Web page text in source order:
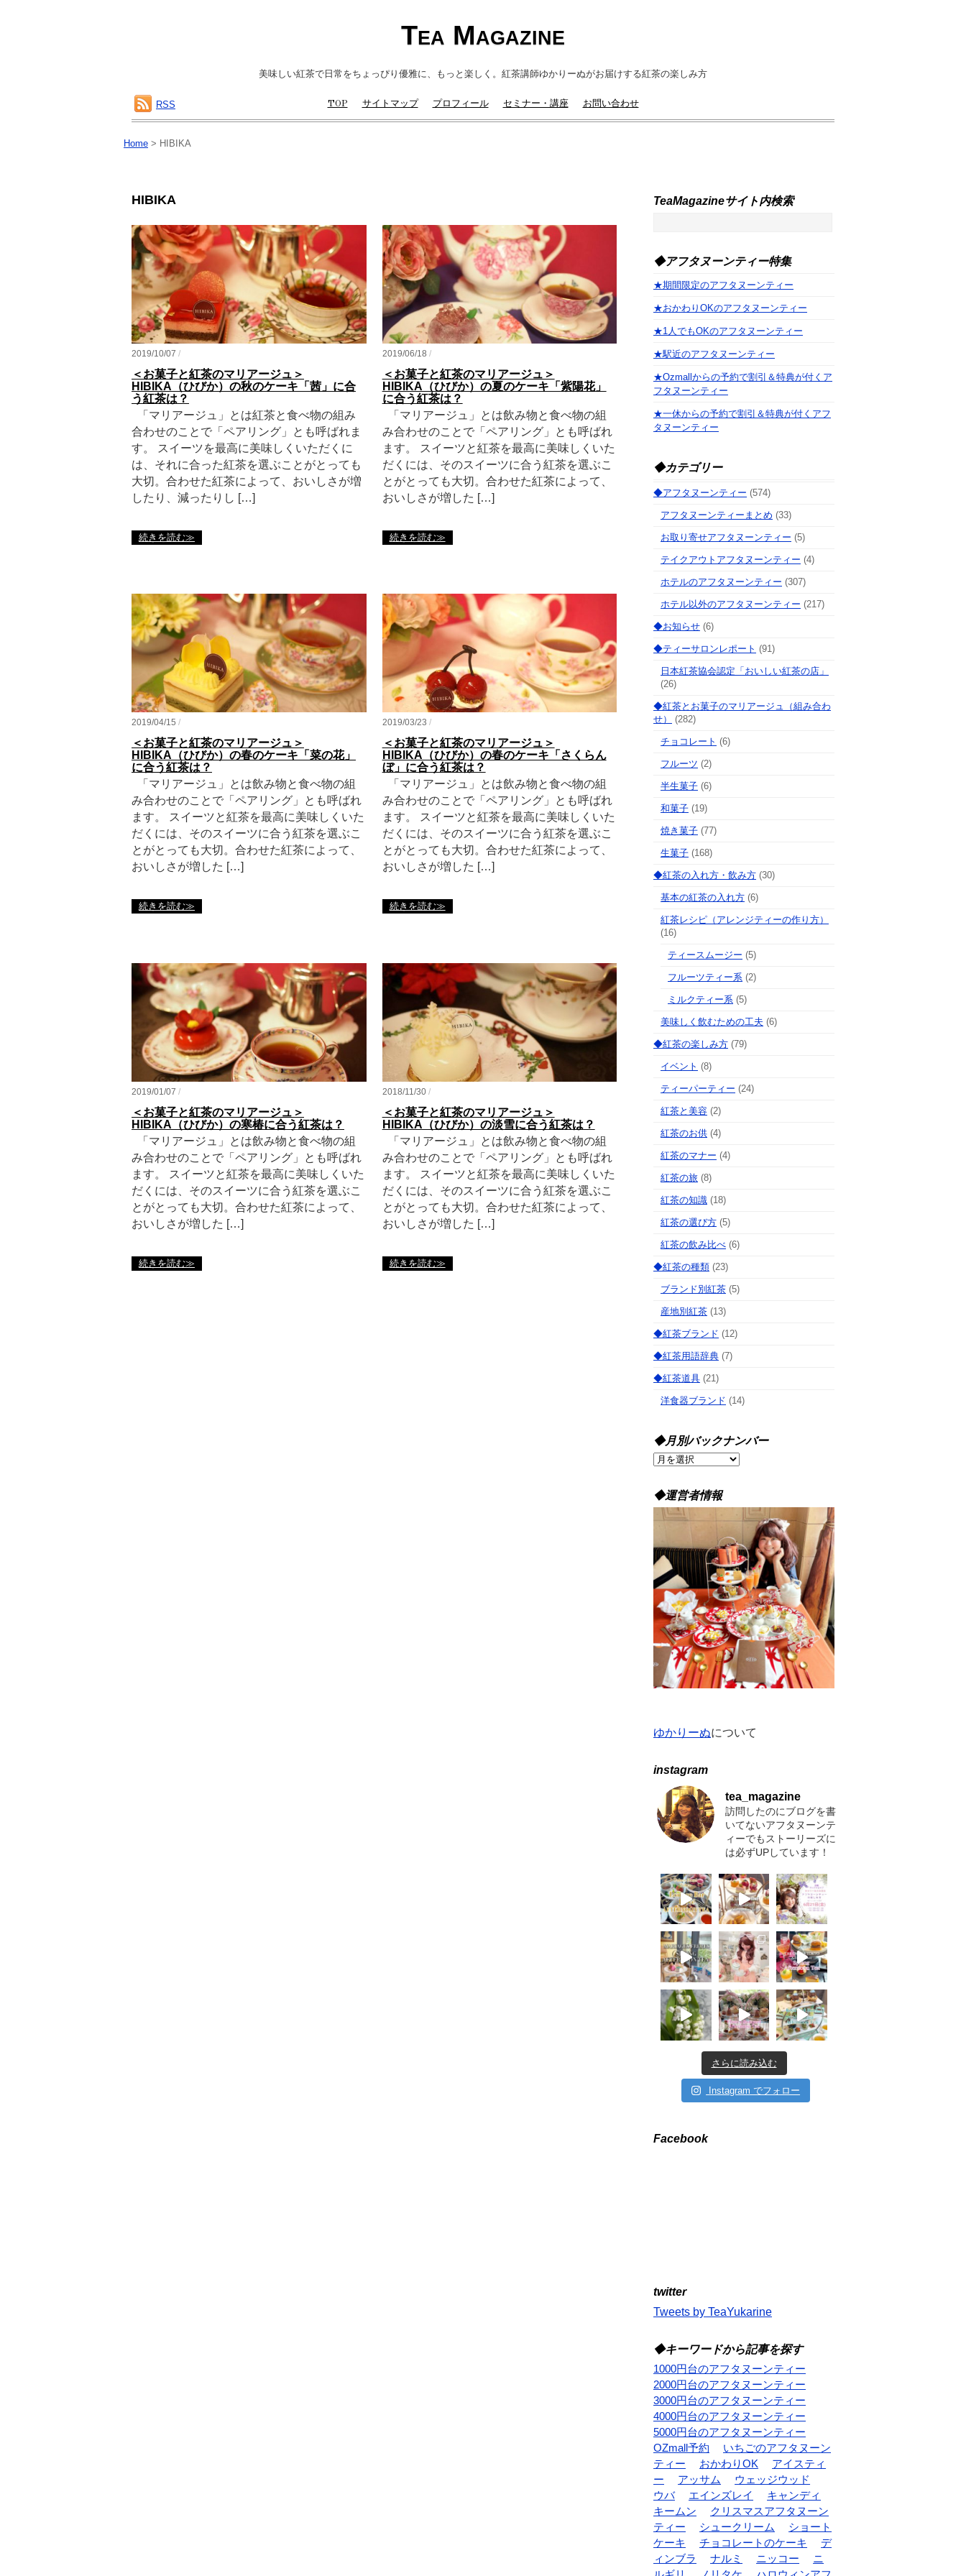
Tea Magazine
美味しい紅茶で日常をちょっぴり優雅に、もっと楽しく。紅茶講師ゆかりーぬがお届けする紅茶の楽しみ方
TOP サイトマップ プロフィール セミナー・講座 お問い合わせ
RSS
Home > HIBIKA
HIBIKA
2019/10/07 /
＜お菓子と紅茶のマリアージュ＞
HIBIKA（ひびか）の秋のケーキ「茜」に合
う紅茶は？
「マリアージュ」とは紅茶と食べ物の組み
合わせのことで「ペアリング」とも呼ばれま
す。 スイーツを最高に美味しくいただくに
は、それに合った紅茶を選ぶことがとっても
大切。合わせた紅茶によって、おいしさが増
したり、減ったりし […]
続きを読む≫
2019/06/18 /
＜お菓子と紅茶のマリアージュ＞
HIBIKA（ひびか）の夏のケーキ「紫陽花」
に合う紅茶は？
「マリアージュ」とは飲み物と食べ物の組
み合わせのことで「ペアリング」とも呼ばれ
ます。 スイーツと紅茶を最高に美味しくいた
だくには、そのスイーツに合う紅茶を選ぶこ
とがとっても大切。合わせた紅茶によって、
おいしさが増した […]
続きを読む≫
2019/04/15 /
＜お菓子と紅茶のマリアージュ＞
HIBIKA（ひびか）の春のケーキ「菜の花」
に合う紅茶は？
「マリアージュ」とは飲み物と食べ物の組
み合わせのことで「ペアリング」とも呼ばれ
ます。 スイーツと紅茶を最高に美味しくいた
だくには、そのスイーツに合う紅茶を選ぶこ
とがとっても大切。合わせた紅茶によって、
おいしさが増した […]
続きを読む≫
2019/03/23 /
＜お菓子と紅茶のマリアージュ＞
HIBIKA（ひびか）の春のケーキ「さくらん
ぼ」に合う紅茶は？
「マリアージュ」とは飲み物と食べ物の組
み合わせのことで「ペアリング」とも呼ばれ
ます。 スイーツと紅茶を最高に美味しくいた
だくには、そのスイーツに合う紅茶を選ぶこ
とがとっても大切。合わせた紅茶によって、
おいしさが増した […]
続きを読む≫
2019/01/07 /
＜お菓子と紅茶のマリアージュ＞
HIBIKA（ひびか）の寒椿に合う紅茶は？
「マリアージュ」とは飲み物と食べ物の組
み合わせのことで「ペアリング」とも呼ばれ
ます。 スイーツと紅茶を最高に美味しくいた
だくには、そのスイーツに合う紅茶を選ぶこ
とがとっても大切。合わせた紅茶によって、
おいしさが増した […]
続きを読む≫
2018/11/30 /
＜お菓子と紅茶のマリアージュ＞
HIBIKA（ひびか）の淡雪に合う紅茶は？
「マリアージュ」とは飲み物と食べ物の組
み合わせのことで「ペアリング」とも呼ばれ
ます。 スイーツと紅茶を最高に美味しくいた
だくには、そのスイーツに合う紅茶を選ぶこ
とがとっても大切。合わせた紅茶によって、
おいしさが増した […]
続きを読む≫
TeaMagazineサイト内検索
◆アフタヌーンティー特集
★期間限定のアフタヌーンティー
★おかわりOKのアフタヌーンティー
★1人でもOKのアフタヌーンティー
★駅近のアフタヌーンティー
★Ozmallからの予約で割引＆特典が付くア
フタヌーンティー
★一休からの予約で割引＆特典が付くアフ
タヌーンティー
◆カテゴリー
◆アフタヌーンティー (574)
アフタヌーンティーまとめ (33)
お取り寄せアフタヌーンティー (5)
テイクアウトアフタヌーンティー (4)
ホテルのアフタヌーンティー (307)
ホテル以外のアフタヌーンティー (217)
◆お知らせ (6)
◆ティーサロンレポート (91)
日本紅茶協会認定「おいしい紅茶の店」
(26)
◆紅茶とお菓子のマリアージュ（組み合わ
せ）
(282)
チョコレート (6)
フルーツ (2)
半生菓子 (6)
和菓子 (19)
焼き菓子 (77)
生菓子 (168)
◆紅茶の入れ方・飲み方 (30)
基本の紅茶の入れ方 (6)
紅茶レシピ（アレンジティーの作り方）
(16)
ティースムージー (5)
フルーツティー系 (2)
ミルクティー系 (5)
美味しく飲むための工夫 (6)
◆紅茶の楽しみ方 (79)
イベント (8)
ティーパーティー (24)
紅茶と美容 (2)
紅茶のお供 (4)
紅茶のマナー (4)
紅茶の旅 (8)
紅茶の知識 (18)
紅茶の選び方 (5)
紅茶の飲み比べ (6)
◆紅茶の種類 (23)
ブランド別紅茶 (5)
産地別紅茶 (13)
◆紅茶ブランド (12)
◆紅茶用語辞典 (7)
◆紅茶道具 (21)
洋食器ブランド (14)
◆月別バックナンバー
◆
別
バ
ッ
ン
バ
ー
◆運営者情報
ゆかりーぬについて
instagram
tea_magazine
訪問したのにブログを書
いてないアフタヌーンテ
ィーでもストーリーズに
は必ずUPしています！
さらに読み込む
Instagram でフォロー
Facebook
twitter
Tweets by TeaYukarine
◆キーワードから記事を探す
1000円台のアフタヌーンティー
2000円台のアフタヌーンティー
3000円台のアフタヌーンティー
4000円台のアフタヌーンティー
5000円台のアフタヌーンティー
OZmall予約
いちごのアフタヌーン
ティー
おかわりOK
アイスティ
ー
アッサム
ウェッジウッド
ウバ
エインズレイ
キャンディ
キームン
クリスマスアフタヌーン
ティー
シュークリーム
ショート
ケーキ
チョコレートのケーキ
デ
ィンブラ
ナルミ ニッコー
ニ